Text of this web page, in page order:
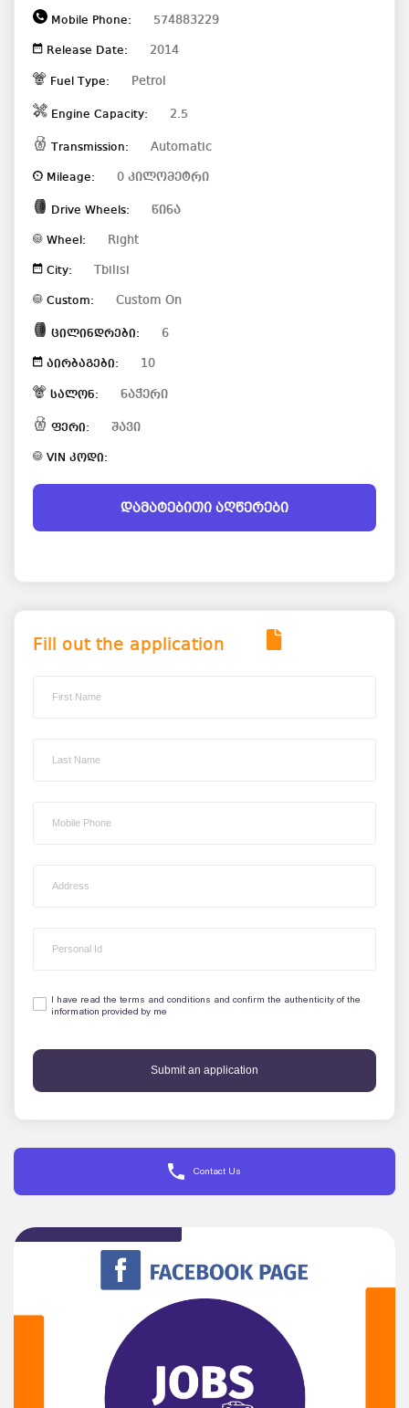
Mobile Phone: 574883229
Release Date: 2014
Fuel Type: Petrol
Engine Capacity: 2.5
Transmission: Automatic
Mileage: 0 კილომეტრი
Drive Wheels: წინა
Wheel: Right
City: Tbilisi
Custom: Custom On
ცილინდრები: 6
აირბაგები: 10
სალონ: ნაჭერი
ფერი: შავი
VIN კოდი:
დამატებითი აღწერები
Fill out the application
I have read the terms and conditions and confirm the authenticity of the
information provided by me
Submit an application
Contact Us